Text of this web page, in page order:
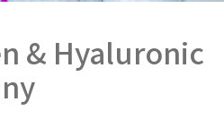
& Hyaluronic